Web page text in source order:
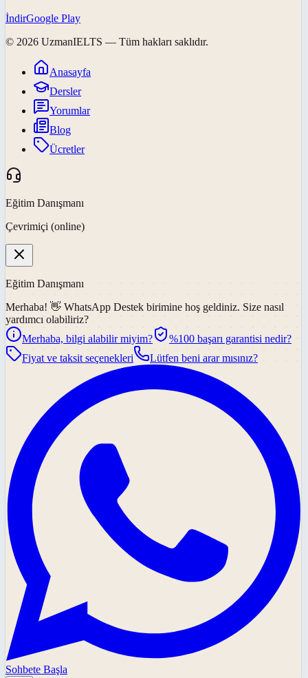
İndirGoogle Play
© 2026 UzmanIELTS — Tüm hakları saklıdır.
Anasayfa
Dersler
Yorumlar
Blog
Ücretler
Eğitim Danışmanı
Çevrimiçi (online)
Eğitim Danışmanı
Merhaba! 👋 WhatsApp Destek birimine hoş geldiniz. Size nasıl
yardımcı olabiliriz?
Merhaba, bilgi alabilir miyim?
%100 başarı garantisi nedir?
Fiyat ve taksit seçenekleri
Lütfen beni arar mısınız?
Sohbete Başla